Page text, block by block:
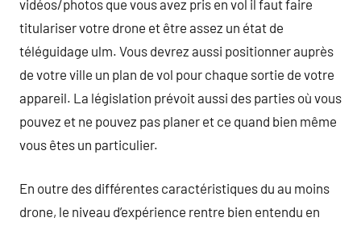
vidéos/photos que vous avez pris en vol il faut faire
titulariser votre drone et être assez un état de
téléguidage ulm. Vous devrez aussi positionner auprès
de votre ville un plan de vol pour chaque sortie de votre
appareil. La législation prévoit aussi des parties où vous
pouvez et ne pouvez pas planer et ce quand bien même
vous êtes un particulier.
En outre des différentes caractéristiques du au moins
drone, le niveau d’expérience rentre bien entendu en